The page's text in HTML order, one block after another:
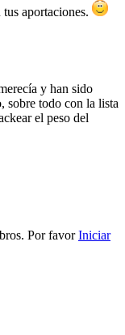
aportaciones.
y han sido
sobre todo con la lista
el peso del
Por favorIniciar